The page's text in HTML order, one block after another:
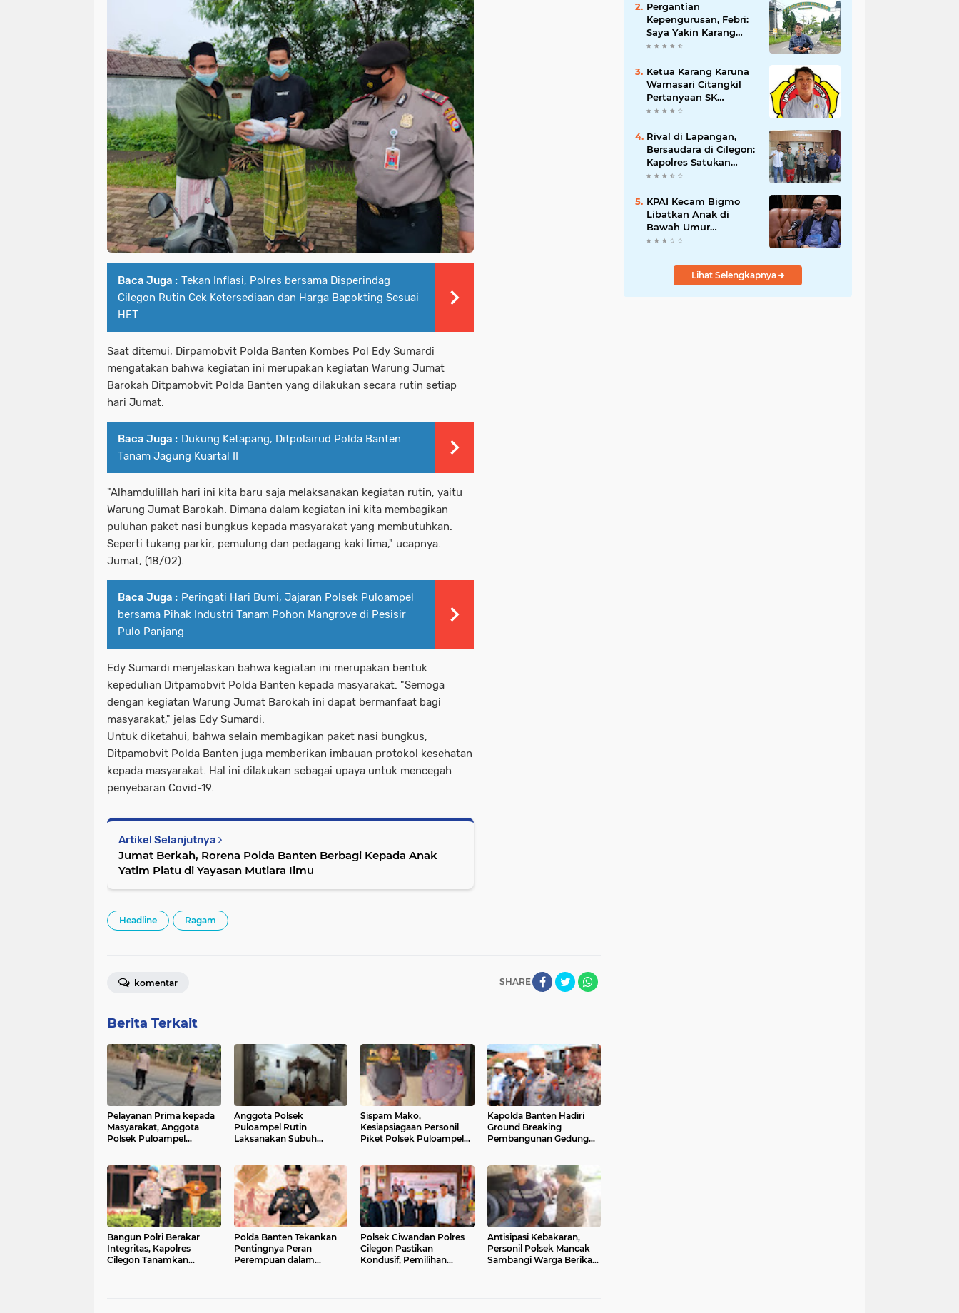
Baca Juga : Tekan Inflasi, Polres bersama Disperindag
Cilegon Rutin Cek Ketersediaan dan Harga Bapokting Sesuai
HET
Saat ditemui, Dirpamobvit Polda Banten Kombes Pol Edy Sumardi
mengatakan bahwa kegiatan ini merupakan kegiatan Warung Jumat
Barokah Ditpamobvit Polda Banten yang dilakukan secara rutin setiap
hari Jumat.
Baca Juga : Dukung Ketapang, Ditpolairud Polda Banten
Tanam Jagung Kuartal II
"Alhamdulillah hari ini kita baru saja melaksanakan kegiatan rutin, yaitu
Warung Jumat Barokah. Dimana dalam kegiatan ini kita membagikan
puluhan paket nasi bungkus kepada masyarakat yang membutuhkan.
Seperti tukang parkir, pemulung dan pedagang kaki lima," ucapnya.
Jumat, (18/02).
Baca Juga : Peringati Hari Bumi, Jajaran Polsek Puloampel
bersama Pihak Industri Tanam Pohon Mangrove di Pesisir
Pulo Panjang
Edy Sumardi menjelaskan bahwa kegiatan ini merupakan bentuk
kepedulian Ditpamobvit Polda Banten kepada masyarakat. "Semoga
dengan kegiatan Warung Jumat Barokah ini dapat bermanfaat bagi
masyarakat," jelas Edy Sumardi.
Untuk diketahui, bahwa selain membagikan paket nasi bungkus,
Ditpamobvit Polda Banten juga memberikan imbauan protokol kesehatan
kepada masyarakat. Hal ini dilakukan sebagai upaya untuk mencegah
penyebaran Covid-19.
Artikel Selanjutnya
Jumat Berkah, Rorena Polda Banten Berbagi Kepada Anak
Yatim Piatu di Yayasan Mutiara Ilmu
Headline Ragam
SHARE
komentar
Berita Terkait
Pelayanan Prima kepada
Masyarakat, Anggota
Polsek Puloampel
Anggota Polsek
Puloampel Rutin
Laksanakan Subuh
Sispam Mako,
Kesiapsiagaan Personil
Piket Polsek Puloampel
Kapolda Banten Hadiri
Ground Breaking
Pembangunan Gedung
Bangun Polri Berakar
Integritas, Kapolres
Cilegon Tanamkan
Polda Banten Tekankan
Pentingnya Peran
Perempuan dalam
Polsek Ciwandan Polres
Cilegon Pastikan
Kondusif, Pemilihan
Antisipasi Kebakaran,
Personil Polsek Mancak
Sambangi Warga Berikan
Pergantian
Kepengurusan, Febri:
Saya Yakin Karang
Taruna Wanakarsa
Kepemimpinan Bung
Entus Jauh Membawa
Manfaat
Ketua Karang Karuna
Warnasari Citangkil
Pertanyaan SK
Karetaker dan Urgensi
Berduka
Rival di Lapangan,
Bersaudara di Cilegon:
Kapolres Satukan
Viking dan Jak Mania
Piala Presiden 2026
KPAI Kecam Bigmo
Libatkan Anak di
Bawah Umur
Promosikan Liquid
Bertindak Tegas
Lihat Selengkapnya